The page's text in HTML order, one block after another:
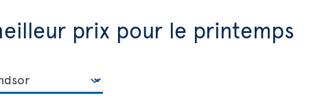
prix pour le printemps